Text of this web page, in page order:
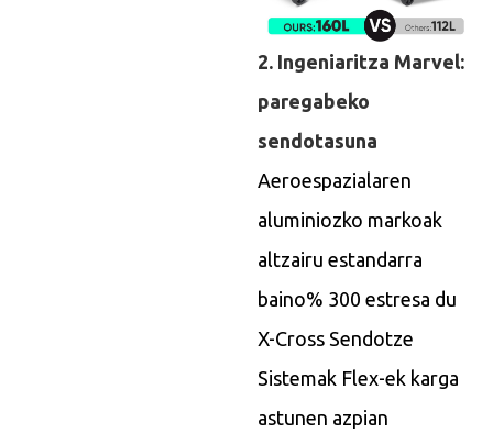
2. Ingeniaritza Marvel:
paregabeko
sendotasuna
Aeroespazialaren
aluminiozko markoak
altzairu estandarra
baino% 300 estresa du
X-Cross Sendotze
Sistemak Flex-ek karga
astunen azpian